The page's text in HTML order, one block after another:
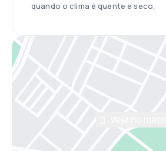
quando o clima é quente e seco.